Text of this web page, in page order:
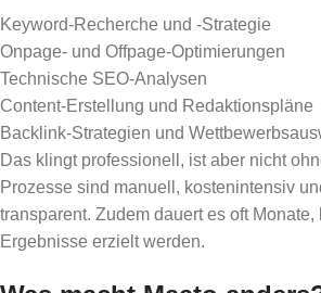
Keyword-Recherche und -Strategie
Onpage- und Offpage-Optimierungen
Technische SEO-Analysen
Content-Erstellung und Redaktionspläne
Backlink-Strategien und
Das klingt professionell, ist aber nicht
Prozesse sind manuell, kostenintensiv
transparent. Zudem dauert es oft Monate,
Ergebnisse erzielt werden.